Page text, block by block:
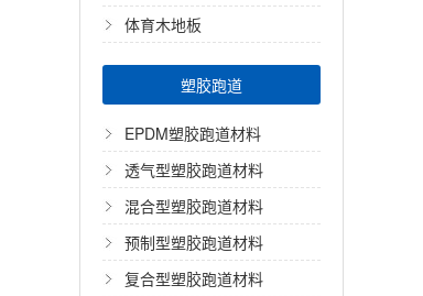
体育木地板
塑胶跑道
EPDM塑胶跑道材料
透气型塑胶跑道材料
混合型塑胶跑道材料
预制型塑胶跑道材料
复合型塑胶跑道材料